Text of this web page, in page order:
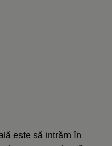
este să intrăm în